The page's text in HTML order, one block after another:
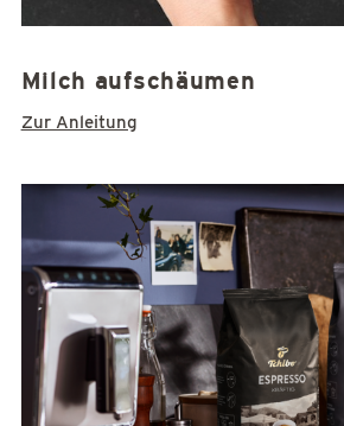
Milch aufschäumen
Zur Anleitung